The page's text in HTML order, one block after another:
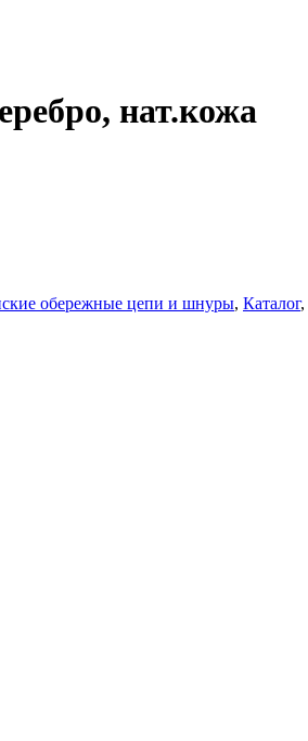
нат.кожа
обережные цепи и шнуры, Каталог,